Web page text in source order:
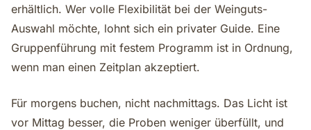
erhältlich. Wer volle Flexibilität bei der Weinguts-
Auswahl möchte, lohnt sich ein privater Guide. Eine
Gruppenführung mit festem Programm ist in Ordnung,
wenn man einen Zeitplan akzeptiert.
Für morgens buchen, nicht nachmittags. Das Licht ist
vor Mittag besser, die Proben weniger überfüllt, und